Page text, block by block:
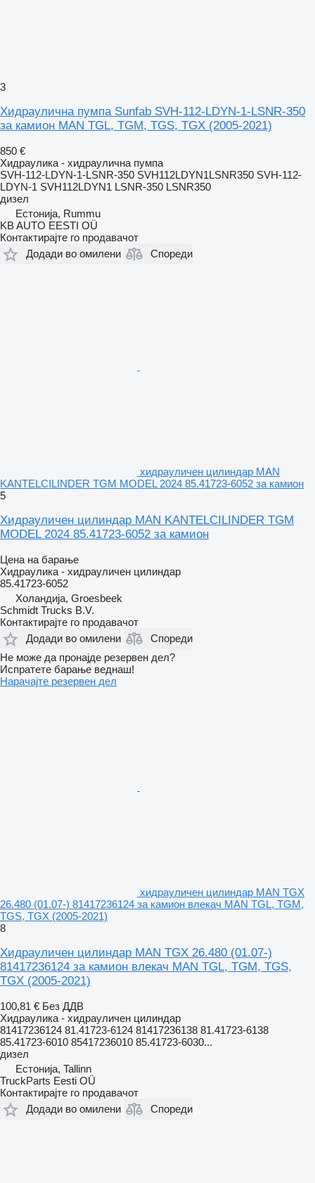
3
Хидраулична пумпа Sunfab SVH-112-LDYN-1-LSNR-350
за камион MAN TGL, TGM, TGS, TGX (2005-2021)
850 €
Хидраулика - хидраулична пумпа
SVH-112-LDYN-1-LSNR-350 SVH112LDYN1LSNR350 SVH-112-
LDYN-1 SVH112LDYN1 LSNR-350 LSNR350
дизел
Естонија, Rummu
KB AUTO EESTI OÜ
Контактирајте го продавачот
Додади во омилени
Спореди
хидрауличен цилиндар MAN
KANTELCILINDER TGM MODEL 2024 85.41723-6052 за камион
5
Хидрауличен цилиндар MAN KANTELCILINDER TGM
MODEL 2024 85.41723-6052 за камион
Цена на барање
Хидраулика - хидрауличен цилиндар
85.41723-6052
Холандија, Groesbeek
Schmidt Trucks B.V.
Контактирајте го продавачот
Додади во омилени
Спореди
Не може да пронајде резервен дел?
Испратете барање веднаш!
Нарачајте резервен дел
хидрауличен цилиндар MAN TGX
26.480 (01.07-) 81417236124 за камион влекач MAN TGL, TGM,
TGS, TGX (2005-2021)
8
Хидрауличен цилиндар MAN TGX 26.480 (01.07-)
81417236124 за камион влекач MAN TGL, TGM, TGS,
TGX (2005-2021)
100,81 € Без ДДВ
Хидраулика - хидрауличен цилиндар
81417236124 81.41723-6124 81417236138 81.41723-6138
85.41723-6010 85417236010 85.41723-6030...
дизел
Естонија, Tallinn
TruckParts Eesti OÜ
Контактирајте го продавачот
Додади во омилени
Спореди